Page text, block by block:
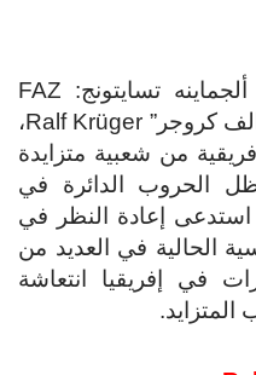
نشرت صحيفة “فرانكفورتر ألجماينه تسايتونج: FAZ
الألمانية مقالاً حصرياً بقلم “رالف كروجر” Ralf Krüger،
من شعبية متزايدة
الحروب الدائرة في
إعادة النظر في
الحالية في العديد من
في إفريقيا انتعاشة